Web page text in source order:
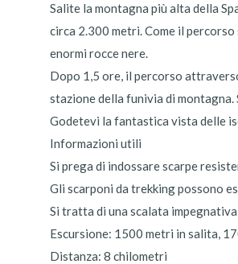
Salite la montagna più alta della
circa 2.300 metri. Come il
enormi rocce nere.
Dopo 1,5 ore, il percorso
stazione della funivia di
Godetevi la fantastica vista delle
Informazioni utili
Si prega di indossare scarpe
Gli scarponi da trekking possono
Si tratta di una scalata
Escursione: 1500 metri in salita,
Distanza: 8 chilometri